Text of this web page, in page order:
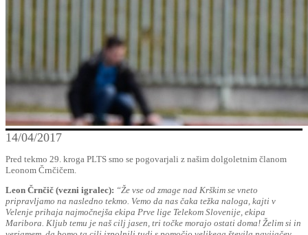
14/04/2017
Pred tekmo 29. kroga PLTS smo se pogovarjali z našim dolgoletnim članom
Leonom Črnčičem.
Leon Črnčič (vezni igralec): “Že vse od zmage nad Krškim se vneto
pripravljamo na nasledno tekmo. Vemo da nas čaka težka naloga, kajti v
Velenje prihaja najmočnejša ekipa Prve lige Telekom Slovenije, ekipa
Maribora. Kljub temu je naš cilj jasen, tri točke morajo ostati doma! Želim si in